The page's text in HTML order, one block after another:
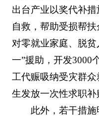
出台产业以奖代补
自救，帮助受损帮
对零就业家庭、脱
一”援助，开发3000
工代赈吸纳受灾群
生发放一次性求职补
此外，若干措